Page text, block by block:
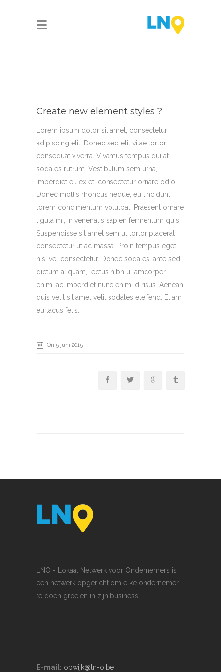
Create new element styles ?
Lorem ipsum dolor sit amet, consectetur
adipiscing elit. Donec sed elit vitae tortor
consequat viverra. Vivamus tempus dui at
sodales rutrum. Vestibulum sem urna,
imperdiet eu ex et, consectetur ornare odio.
Donec mollis rhoncus neque, eu tincidunt
lorem condimentum volutpat. Praesent ornare
ligula mi, in venenatis sapien fermentum quis.
Suspendisse sit amet sem ut tortor placerat
consectetur ut ac massa. Proin tempus eget
nisi vel consectetur. Donec sodales, ante sed
dictum aliquam, lectus nibh ullamcorper
enim, ac imperdiet nunc enim id risus. Aenean
quis velit sit amet velit sodales eleifend. Etiam
eu lacus felis.
On 5 juni 2015
LNO - Lokaal Netwerk voor Ondernemers is
een netwerk opgericht om elke ondernemer
te doen groeien in zijn business.
E-mail: opwijk@ln-o.be